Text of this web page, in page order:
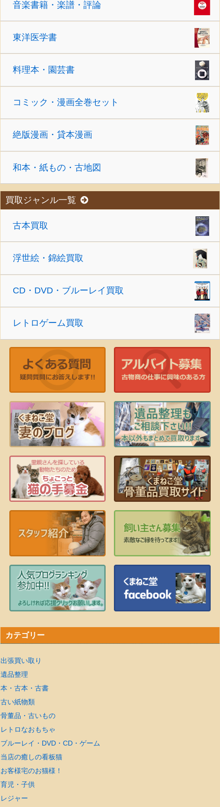
音楽書籍・楽譜・評論
東洋医学書
料理本・園芸書
コミック・漫画全巻セット
絶版漫画・貸本漫画
和本・紙もの・古地図
買取ジャンル一覧
古本買取
浮世絵・錦絵買取
CD・DVD・ブルーレイ買取
レトロゲーム買取
カテゴリー
出張買い取り
遺品整理
本・古本・古書
古い紙物類
骨董品・古いもの
レトロなおもちゃ
ブルーレイ・DVD・CD・ゲーム
当店の癒しの看板猫
お客様宅のお猫様！
育児・子供
レジャー